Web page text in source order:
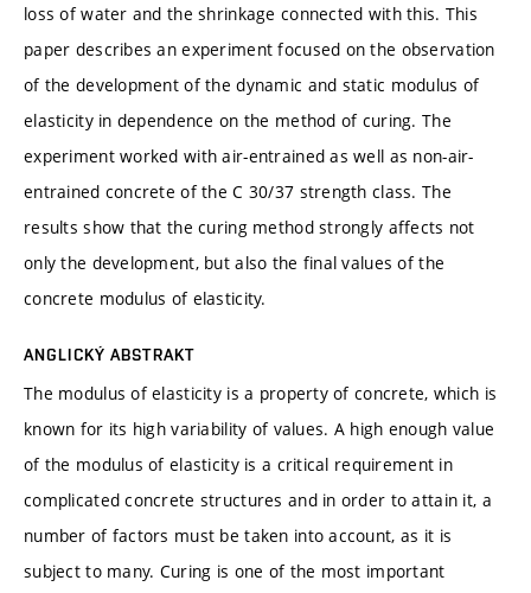
loss of water and the shrinkage connected with this. This
paper describes an experiment focused on the observation
of the development of the dynamic and static modulus of
elasticity in dependence on the method of curing. The
experiment worked with air-entrained as well as non-air-
entrained concrete of the C 30/37 strength class. The
results show that the curing method strongly affects not
only the development, but also the final values of the
concrete modulus of elasticity.
ANGLICKÝ ABSTRAKT
The modulus of elasticity is a property of concrete, which is
known for its high variability of values. A high enough value
of the modulus of elasticity is a critical requirement in
complicated concrete structures and in order to attain it, a
number of factors must be taken into account, as it is
subject to many. Curing is one of the most important